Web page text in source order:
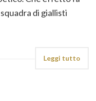
di giallisti
Leggi tutto